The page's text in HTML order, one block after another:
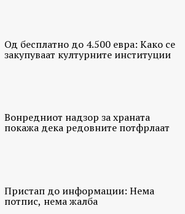
Од бесплатно до 4.500 евра: Како се
закупуваат културните институции
Вонредниот надзор за храната
покажа дека редовните потфрлаат
Пристап до информации: Нема
потпис, нема жалба